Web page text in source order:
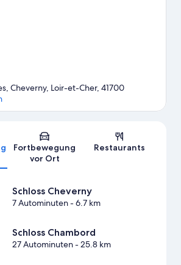
Karte
Cheverny, Loir-et-Cher, 41700
Fortbewegung
vor Ort
Restaurants
Schloss Cheverny
7 Autominuten- 6.7 km
Schloss Chambord
27 Autominuten- 25.8 km